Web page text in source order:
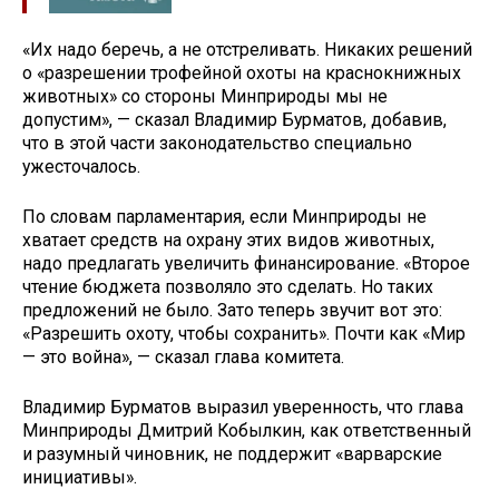
«Их надо беречь, а не отстреливать. Никаких решений
о «разрешении трофейной охоты на краснокнижных
животных» со стороны Минприроды мы не
допустим», — сказал Владимир Бурматов, добавив,
что в этой части законодательство специально
ужесточалось.
По словам парламентария, если Минприроды не
хватает средств на охрану этих видов животных,
надо предлагать увеличить финансирование. «Второе
чтение бюджета позволяло это сделать. Но таких
предложений не было. Зато теперь звучит вот это:
«Разрешить охоту, чтобы сохранить». Почти как «Мир
— это война», — сказал глава комитета.
Владимир Бурматов выразил уверенность, что глава
Минприроды Дмитрий Кобылкин, как ответственный
и разумный чиновник, не поддержит «варварские
инициативы».